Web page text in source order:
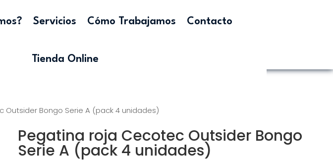
Servicios Cómo Trabajamos Contacto
Tienda Online
Outsider Bongo Serie A (pack 4 unidades)
Pegatina roja Cecotec Outsider Bongo
Serie A (pack 4 unidades)